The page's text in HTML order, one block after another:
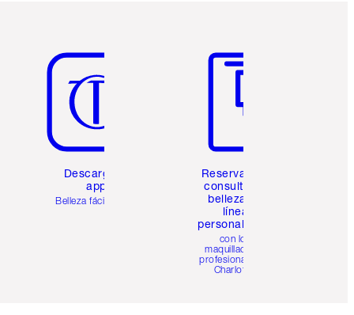
Descarga la
app
Belleza fácil para ti
Reserva una
consulta de
belleza en
línea
personalizada
con los
maquilladores
profesionales de
Charlotte.